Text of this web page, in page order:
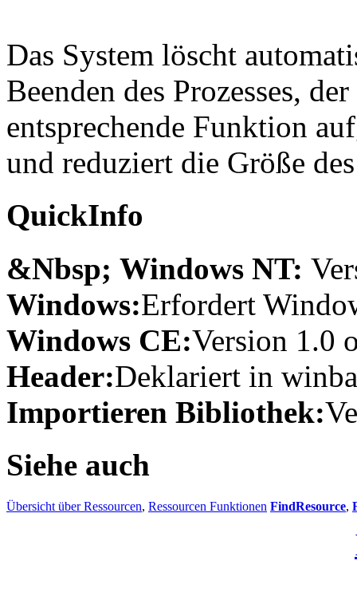
Das System löscht
Beenden des Prozesses,
entsprechende Funktion
und reduziert die Größe
QuickInfo
&Nbsp; Windows NT:
Windows:Erfordert
Windows CE:Version 1.0
Header:Deklariert in
Importieren Bibliothek:
Siehe auch
Übersicht über Ressourcen, Ressourcen Funktionen FindResource,